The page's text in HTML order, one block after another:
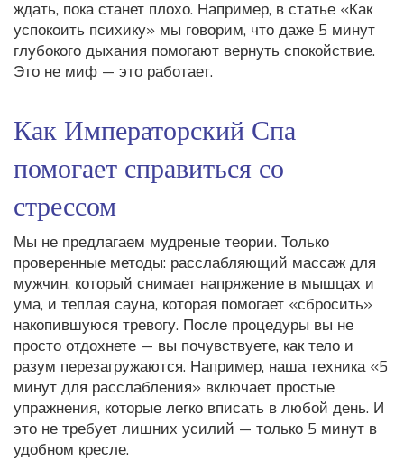
ждать, пока станет плохо. Например, в статье «Как
успокоить психику» мы говорим, что даже 5 минут
глубокого дыхания помогают вернуть спокойствие.
Это не миф — это работает.
Как Императорский Спа
помогает справиться со
стрессом
Мы не предлагаем мудреные теории. Только
проверенные методы: расслабляющий массаж для
мужчин, который снимает напряжение в мышцах и
ума, и теплая сауна, которая помогает «сбросить»
накопившуюся тревогу. После процедуры вы не
просто отдохнете — вы почувствуете, как тело и
разум перезагружаются. Например, наша техника «5
минут для расслабления» включает простые
упражнения, которые легко вписать в любой день. И
это не требует лишних усилий — только 5 минут в
удобном кресле.